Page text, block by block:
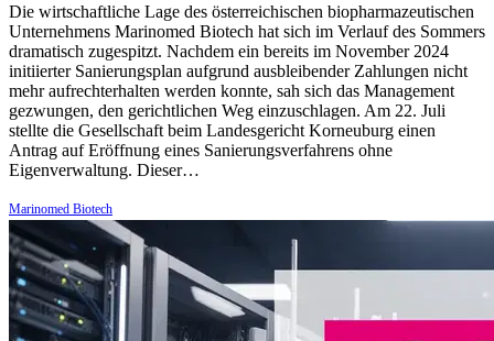
Die wirtschaftliche Lage des österreichischen biopharmazeutischen
Unternehmens Marinomed Biotech hat sich im Verlauf des Sommers
dramatisch zugespitzt. Nachdem ein bereits im November 2024
initiierter Sanierungsplan aufgrund ausbleibender Zahlungen nicht
mehr aufrechterhalten werden konnte, sah sich das Management
gezwungen, den gerichtlichen Weg einzuschlagen. Am 22. Juli
stellte die Gesellschaft beim Landesgericht Korneuburg einen
Antrag auf Eröffnung eines Sanierungsverfahrens ohne
Eigenverwaltung. Dieser…
Marinomed Biotech